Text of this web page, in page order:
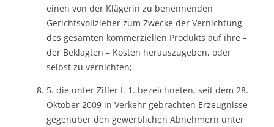
einen von der Klägerin zu benennenden
Gerichtsvollzieher zum Zwecke der Vernichtung
des gesamten kommerziellen Produkts auf ihre –
der Beklagten – Kosten herauszugeben, oder
selbst zu vernichten;
5. die unter Ziffer I. 1. bezeichneten, seit dem 28.
Oktober 2009 in Verkehr gebrachten Erzeugnisse
gegenüber den gewerblichen Abnehmern unter